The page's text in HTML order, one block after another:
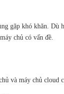
gặp khó khăn. Dù
chủ có vấn đề.
và máy chủ